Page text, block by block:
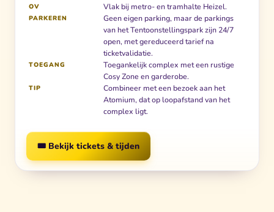
OV Vlak bij metro- en tramhalte Heizel.
PARKEREN
Geen eigen parking, maar de parkings
van het Tentoonstellingspark zijn 24/7
open, met gereduceerd tarief na
ticketvalidatie.
TOEGANG
Toegankelijk complex met een rustige
Cosy Zone en garderobe.
TIP
Combineer met een bezoek aan het
Atomium, dat op loopafstand van het
complex ligt.
🎟️ Bekijk tickets & tijden